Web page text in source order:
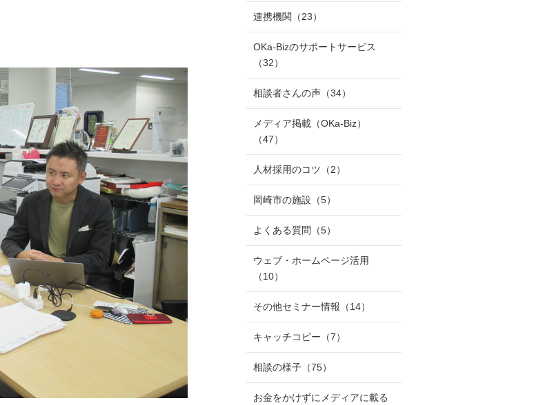
連携機関 （23）
OKa-Bizのサポートサービス
（32）
相談者さんの声 （34）
メディア掲載（OKa-Biz）
（47）
人材採用のコツ （2）
岡崎市の施設 （5）
よくある質問 （5）
ウェブ・ホームページ活用
（10）
その他セミナー情報 （14）
キャッチコピー （7）
相談の様子 （75）
お金をかけずにメディアに載る